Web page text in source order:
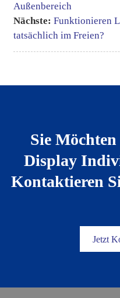
Außenbereich
Nächste: Funktionieren
tatsächlich im Freien?
Sie
Display
Kontaktieren
Jetzt